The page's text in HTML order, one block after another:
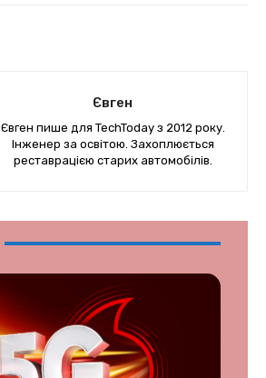
Євген
Євген пише для TechToday з 2012 року.
Інженер за освітою. Захоплюється
реставрацією старих автомобілів.